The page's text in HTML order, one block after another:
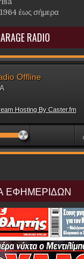
έως σήμερα
RADIO
ΕΦΗΜΕΡΙΔΩΝ